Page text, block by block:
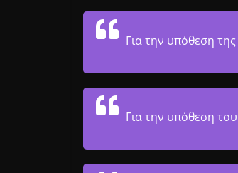
Για την υπόθεση
Για την υπόθεση